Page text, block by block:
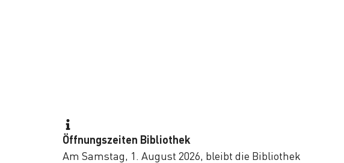
Öffnungszeiten Bibliothek
Am Samstag, 1. August 2026, bleibt die Bibliothek